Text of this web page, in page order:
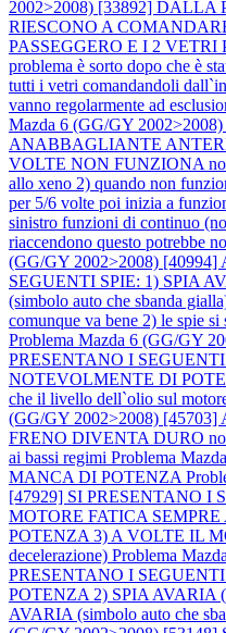
2002>2008) [33892]
RIESCONO A
PASSEGGERO E I 2 VETRI
problema è sorto dopo che è
tutti i vetri comandandoli
vanno regolarmente ad
Mazda 6 (GG/GY
ANABBAGLIANTE
VOLTE NON FUNZIONA
allo xeno 2) quando non
per 5/6 volte poi inizia a
sinistro funzioni di continuo
riaccendono questo potrebbe
(GG/GY 2002>2008)
SEGUENTI SPIE: 1) SPIA
(simbolo auto che sbanda
comunque va bene 2) le spie si
Problema Mazda 6 (GG/GY
PRESENTANO I
NOTEVOLMENTE DI
che il livello dell`olio sul
(GG/GY 2002>2008)
FRENO DIVENTA DURO
ai bassi regimi Problema
MANCA DI POTENZA
[47929] SI PRESENTANO I
MOTORE FATICA
POTENZA 3) A VOLTE IL
decelerazione) Problema
PRESENTANO I
POTENZA 2) SPIA AVARIA
AVARIA (simbolo auto che